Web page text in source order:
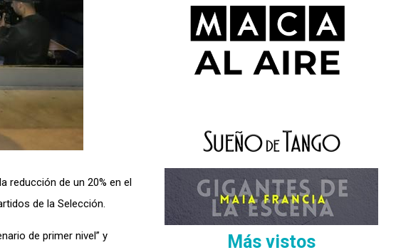
reducción de un 20% en el
de la Selección.
de primer nivel” y
Más vistos